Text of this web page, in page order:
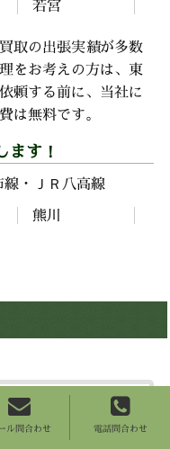
ル問合わせ 電話問合わせ
若宮
取の出張実績が多数
をお考えの方は、東
頼する前に、当社に
は無料です。
ます！
線
ＪＲ八高線
熊川